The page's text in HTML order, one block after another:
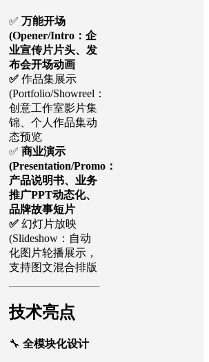
✅ 万能开场
(Opener/Intro：企
业宣传片片头、发
布会开场动画
✅ 作品集展示
(Portfolio/Showreel：
创意工作室影片集
锦、个人作品集动
态预览
✅ 商业演示
(Presentation/Promo：
产品说明书、业务
推广PPT动态化、
品牌故事短片
✅ 幻灯片放映
(Slideshow：自动
化图片轮播展示，
支持图文混合排版
技术亮点
🔧 全模块化设计